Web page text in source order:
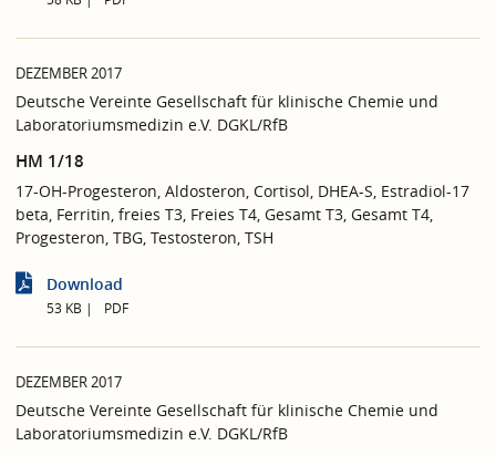
DEZEMBER 2017
Deutsche Vereinte Gesellschaft für klinische Chemie und
Laboratoriumsmedizin e.V. DGKL/RfB
HM 1/18
17-OH-Progesteron, Aldosteron, Cortisol, DHEA-S, Estradiol-17
beta, Ferritin, freies T3, Freies T4, Gesamt T3, Gesamt T4,
Progesteron, TBG, Testosteron, TSH
Download
53 KB PDF
DEZEMBER 2017
Deutsche Vereinte Gesellschaft für klinische Chemie und
Laboratoriumsmedizin e.V. DGKL/RfB